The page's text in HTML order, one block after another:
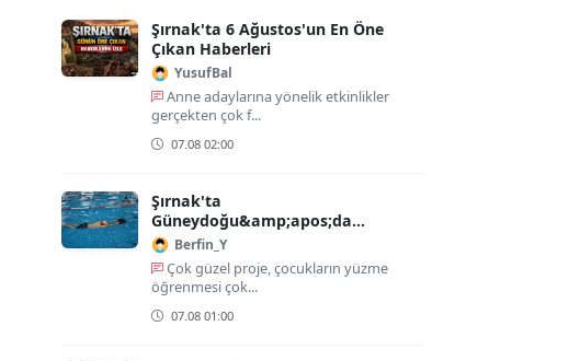
Şırnak'ta 6 Ağustos'un En Öne
Çıkan Haberleri
YusufBal
Anne adaylarına yönelik etkinlikler
gerçekten çok f...
07.08 02:00
Şırnak'ta
Güneydoğu&amp;apos;da
Çocuklara Güvenli Yüzme Eğitimi
Berfin_Y
Çok güzel proje, çocukların yüzme
öğrenmesi çok...
07.08 01:00